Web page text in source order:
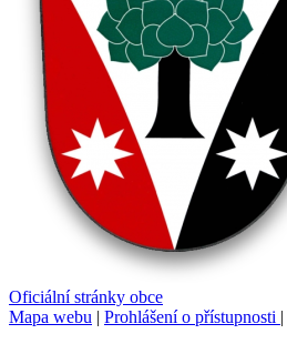
Oficiální stránky obce
Mapa webu | Prohlášení o přístupnosti |